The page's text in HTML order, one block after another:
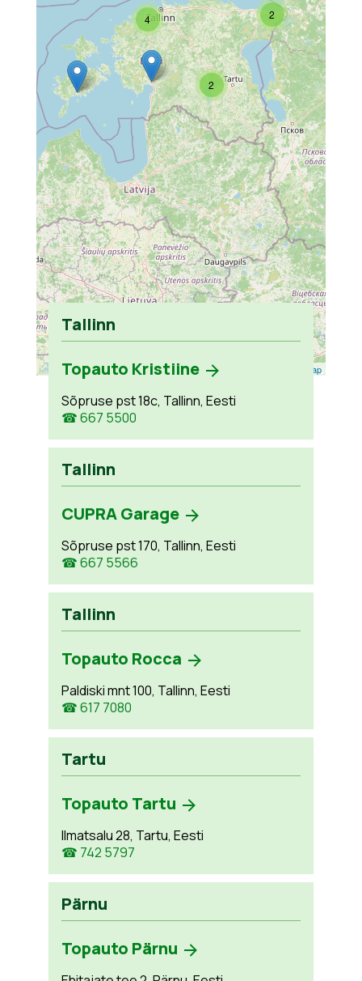
2
2
4
Leaflet OpenStreetMap
Tallinn
Topauto Kristiine
Sõpruse pst 18c, Tallinn, Eesti
☎ 667 5500
Tallinn
CUPRA Garage
Sõpruse pst 170, Tallinn, Eesti
☎ 667 5566
Tallinn
Topauto Rocca
Paldiski mnt 100, Tallinn, Eesti
☎ 617 7080
Tartu
Topauto Tartu
Ilmatsalu 28, Tartu, Eesti
☎ 742 5797
Pärnu
Topauto Pärnu